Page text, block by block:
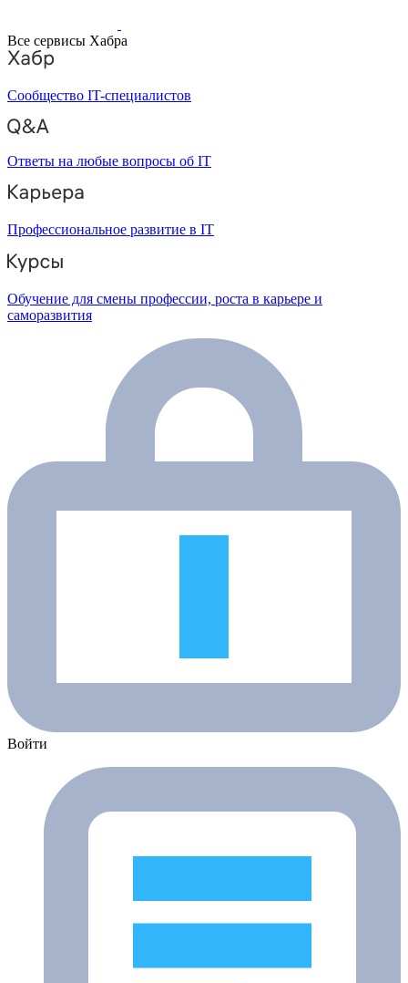
Все сервисы Хабра
Сообщество IT-специалистов
Ответы на любые вопросы об IT
Профессиональное развитие в IT
Обучение для смены профессии, роста в карьере и
саморазвития
Войти